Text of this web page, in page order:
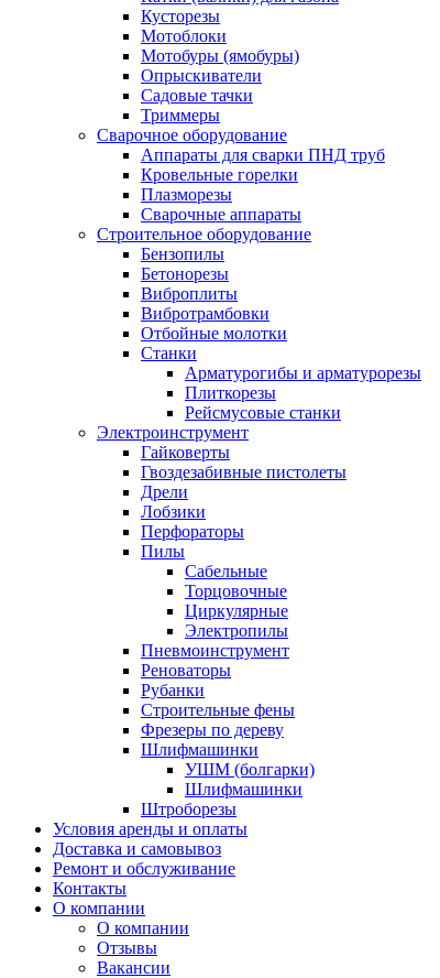
Кусторезы
Мотоблоки
Мотобуры (ямобуры)
Опрыскиватели
Садовые тачки
Триммеры
Сварочное оборудование
Аппараты для сварки ПНД труб
Кровельные горелки
Плазморезы
Сварочные аппараты
Строительное оборудование
Бензопилы
Бетонорезы
Виброплиты
Вибротрамбовки
Отбойные молотки
Станки
Арматурогибы и арматурорезы
Плиткорезы
Рейсмусовые станки
Электроинструмент
Гайковерты
Гвоздезабивные пистолеты
Дрели
Лобзики
Перфораторы
Пилы
Сабельные
Торцовочные
Циркулярные
Электропилы
Пневмоинструмент
Реноваторы
Рубанки
Строительные фены
Фрезеры по дереву
Шлифмашинки
УШМ (болгарки)
Шлифмашинки
Штроборезы
Условия аренды и оплаты
Доставка и самовывоз
Ремонт и обслуживание
Контакты
О компании
О компании
Отзывы
Вакансии